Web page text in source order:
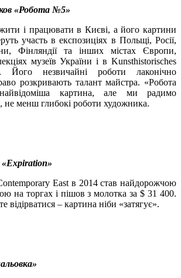
«Робота №5»
і працювати в Києві, а його картини
участь в експозиціях в Польщі, Росії,
Фінляндії та інших містах Європи,
музеїв України і в Kunsthistorisches
Його незвичайні роботи лаконічно
розкривають талант майстра. «Робота
картина, але ми радимо
не менш глибокі роботи художника.
East в 2014 став найдорожчою
на торгах і пішов з молотка за $ 31 400.
відірватися – картина ніби «затягує».